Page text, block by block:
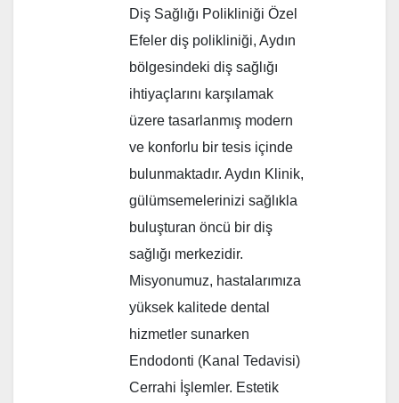
Diş Sağlığı Polikliniği Özel
Efeler diş polikliniği, Aydın
bölgesindeki diş sağlığı
ihtiyaçlarını karşılamak
üzere tasarlanmış modern
ve konforlu bir tesis içinde
bulunmaktadır. Aydın Klinik,
gülümsemelerinizi sağlıkla
buluşturan öncü bir diş
sağlığı merkezidir.
Misyonumuz, hastalarımıza
yüksek kalitede dental
hizmetler sunarken
Endodonti (Kanal Tedavisi)
Cerrahi İşlemler. Estetik